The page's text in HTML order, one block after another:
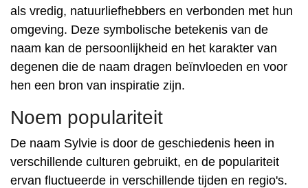
als vredig, natuurliefhebbers en verbonden met hun
omgeving. Deze symbolische betekenis van de
naam kan de persoonlijkheid en het karakter van
degenen die de naam dragen beïnvloeden en voor
hen een bron van inspiratie zijn.
Noem populariteit
De naam Sylvie is door de geschiedenis heen in
verschillende culturen gebruikt, en de populariteit
ervan fluctueerde in verschillende tijden en regio's.